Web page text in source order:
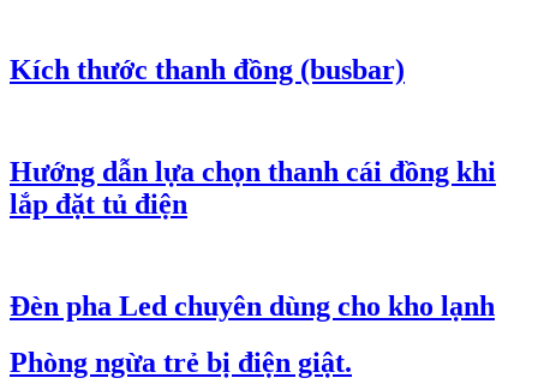
Kích thước thanh đồng (busbar)
Hướng dẫn lựa chọn thanh cái đồng khi
lắp đặt tủ điện
Đèn pha Led chuyên dùng cho kho lạnh
Phòng ngừa trẻ bị điện giật.